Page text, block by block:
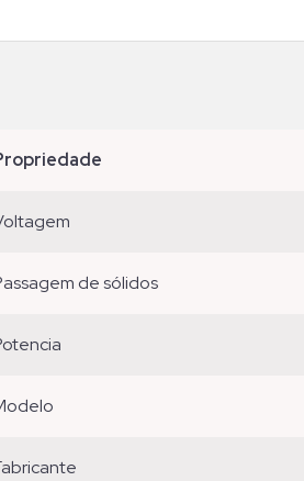
propriedade
voltagem
passagem de sólidos
potencia
modelo
fabricante